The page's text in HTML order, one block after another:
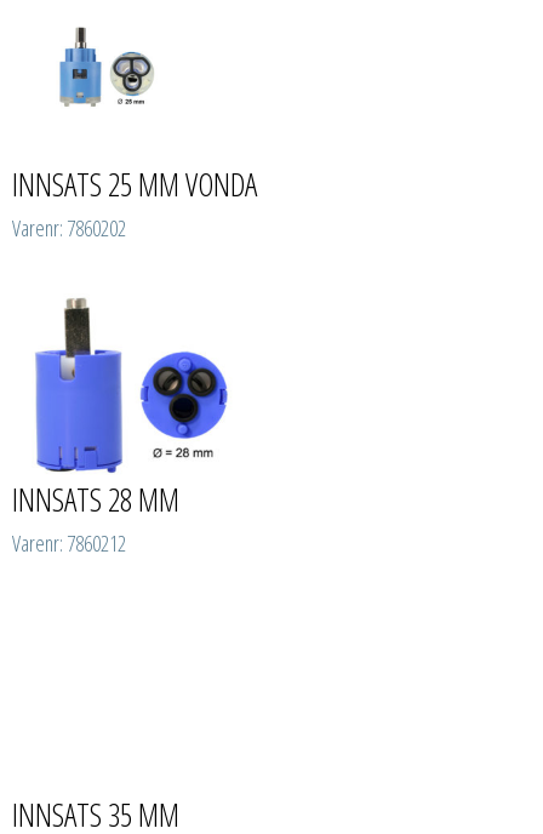
INNSATS 25 MM VONDA
Varenr: 7860202
INNSATS 28 MM
Varenr: 7860212
INNSATS 35 MM